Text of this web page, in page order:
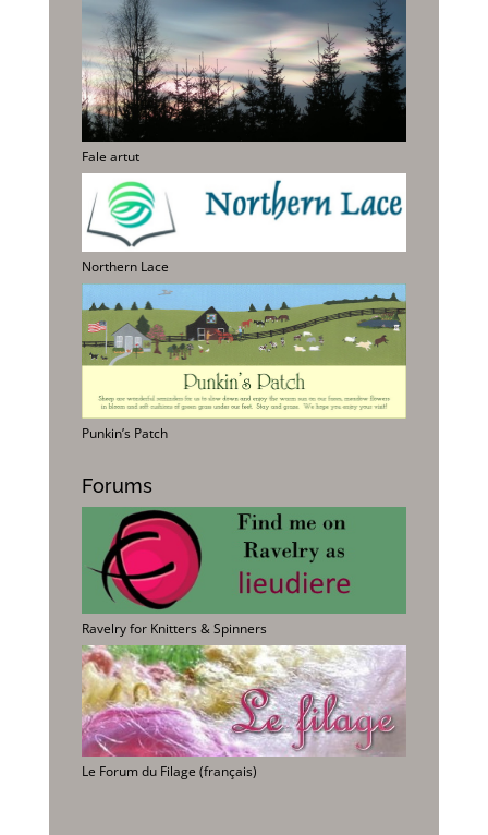
Fale artut
Northern Lace
Punkin’s Patch
Forums
Ravelry for Knitters & Spinners
Le Forum du Filage (français)